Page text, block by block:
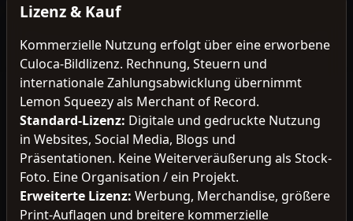
Lizenz & Kauf
Kommerzielle Nutzung erfolgt über eine erworbene
Culoca-Bildlizenz. Rechnung, Steuern und
internationale Zahlungsabwicklung übernimmt
Lemon Squeezy als Merchant of Record.
Standard-Lizenz: Digitale und gedruckte Nutzung
in Websites, Social Media, Blogs und
Präsentationen. Keine Weiterveräußerung als Stock-
Foto. Eine Organisation / ein Projekt.
Erweiterte Lizenz: Werbung, Merchandise, größere
Print-Auflagen und breitere kommerzielle